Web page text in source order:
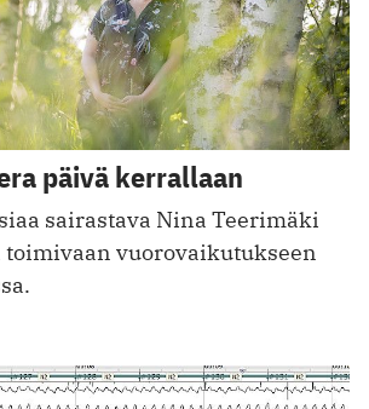
päivä kerrallaan
sairastava Nina Teerimäki
vuorovaikutukseen